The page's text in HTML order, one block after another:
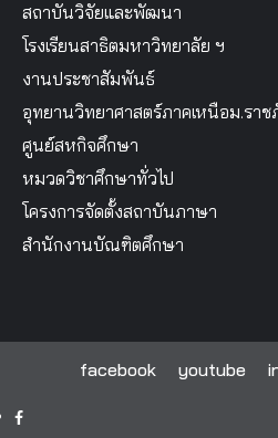
สถาบันวิจัยและพัฒนา
โรงเรียนสาธิตมหาวิทยาลัย ฯ
งานประชาสัมพันธ์
อุทยานวิทยาศาสตร์ภาคเหนือม.ราช
ศูนย์สหกิจศึกษา
หมวดวิชาศึกษาทั่วไป
โครงการจัดตั้งสถาบันภาษา
สำนักงานบัณฑิตศึกษา
facebook youtube
facebook